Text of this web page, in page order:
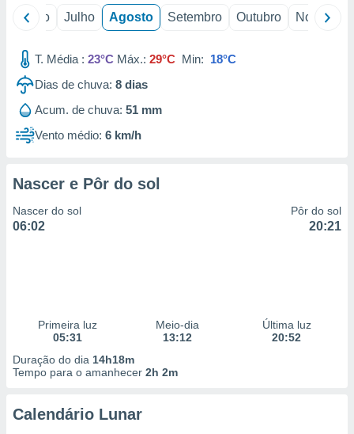
Junho Julho Agosto Setembro Outubro Novembro
T. Média : 23°C Máx.: 29°C Min: 18°C
Dias de chuva: 8 dias
Acum. de chuva: 51 mm
Vento médio: 6 km/h
Nascer e Pôr do sol
Nascer do sol
06:02
Pôr do sol
20:21
Primeira luz
05:31
Meio-dia
13:12
Última luz
20:52
Duração do dia 14h18m
Tempo para o amanhecer 2h 2m
Calendário Lunar